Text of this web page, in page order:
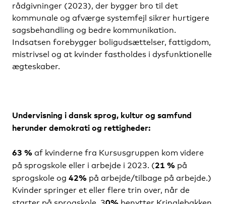
rådgivninger (2023), der bygger bro til det
kommunale og afværge systemfejl sikrer hurtigere
sagsbehandling og bedre kommunikation.
Indsatsen forebygger boligudsættelser, fattigdom,
mistrivsel og at kvinder fastholdes i dysfunktionelle
ægteskaber.
Undervisning i dansk sprog, kultur og samfund
herunder demokrati og rettigheder:
63 % af kvinderne fra Kursusgruppen kom videre
på sprogskole eller i arbejde i 2023. (21 % på
sprogskole og 42% på arbejde/tilbage på arbejde.)
Kvinder springer et eller flere trin over, når de